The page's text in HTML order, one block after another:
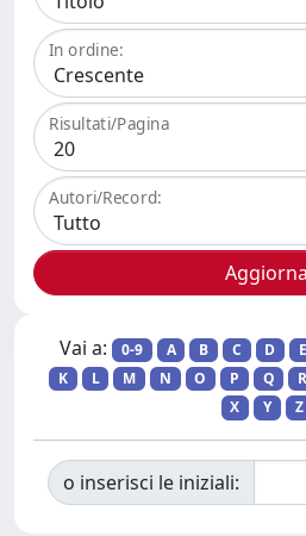
In ordine:
Risultati/Pagina
Autori/Record:
Vai a: 0-9 A B C D E
K
L M N O P Q R
X
Y Z
o inserisci le iniziali: